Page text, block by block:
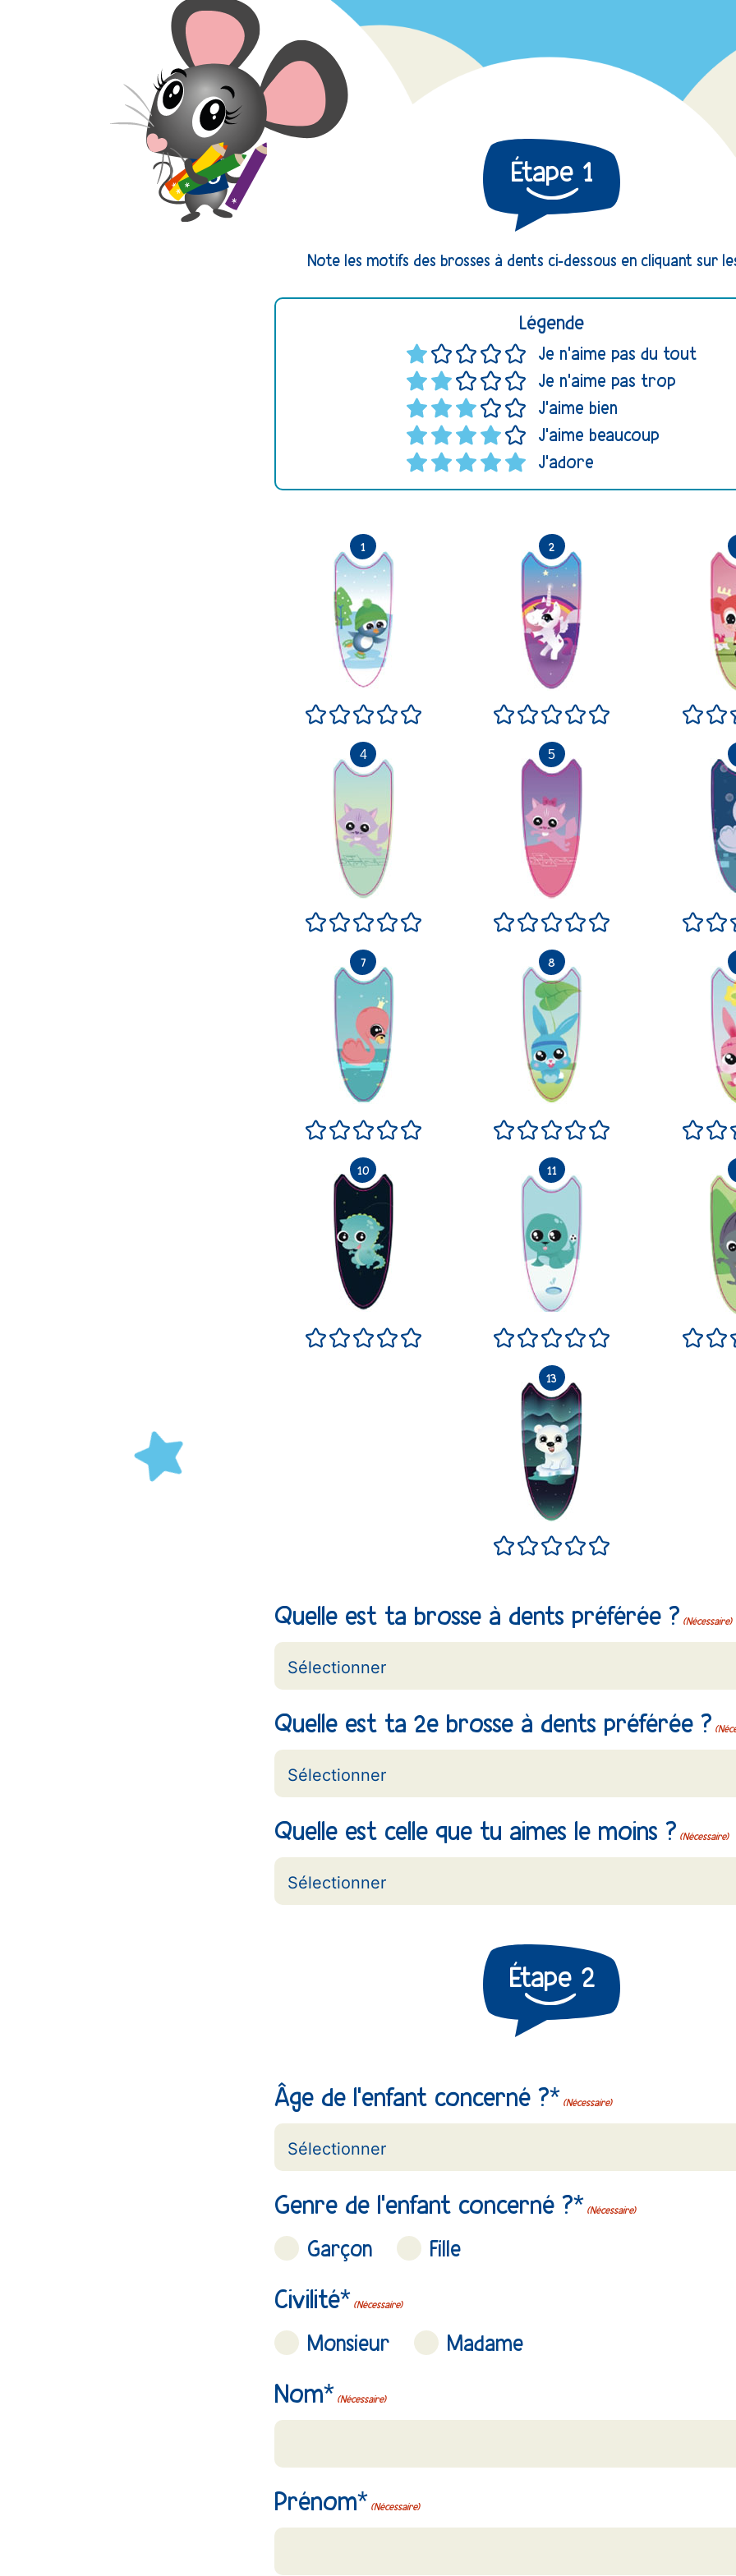
Étape 1
Note les motifs des brosses à dents ci-dessous en cliquant sur
Légende
Je n'aime pas du tout
Je n'aime pas trop
J'aime bien
J'aime beaucoup
J'adore
Excellent
Très bien
Neutre
Pas si bien
Terrible Excellent
Très bien
Neutre
Pas si bien
Terrible
Excellent
Très bien
Neutre
Pas si bien
Terrible Excellent
Très bien
Neutre
Pas si bien
Terrible
Excellent
Très bien
Neutre
Pas si bien
Terrible Excellent
Très bien
Neutre
Pas si bien
Terrible
Excellent
Très bien
Neutre
Pas si bien
Terrible Excellent
Très bien
Neutre
Pas si bien
Terrible
Excellent
Très bien
Neutre
Pas si bien
Terrible
Quelle est ta brosse à dents préférée ? (Nécessaire)
Quelle est ta 2e brosse à dents préférée ?
Quelle est celle que tu aimes le moins ? (Nécessaire)
Étape 2
Âge de l'enfant concerné ?* (Nécessaire)
Genre de l'enfant concerné ?* (Nécessaire)
Garçon Fille
Civilité* (Nécessaire)
Monsieur Madame
Nom* (Nécessaire)
Prénom* (Nécessaire)